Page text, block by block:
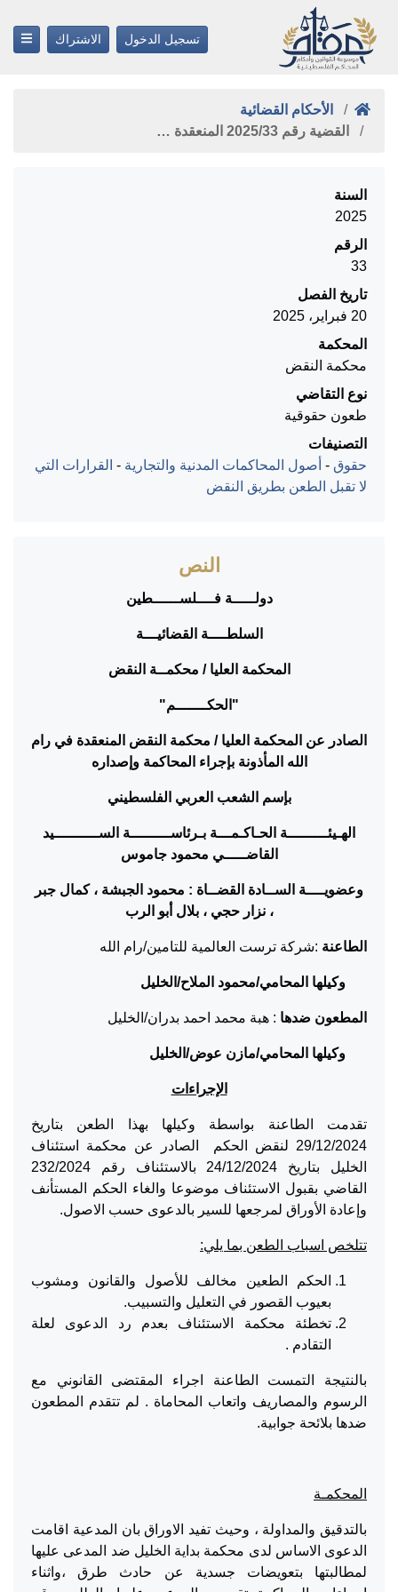
تسجيل الدخول الاشتراك
الأحكام القضائية
القضية رقم ‎33‏/‎2025‏ المنعقدة …
السنة
2025
الرقم
33
تاريخ الفصل
20 فبراير، 2025
المحكمة
محكمة النقض
نوع التقاضي
طعون حقوقية
التصنيفات
حقوق - أصول المحاكمات المدنية والتجارية - القرارات التي
لا تقبل الطعن بطريق النقض
النص
دولـــــة فــــلســــــطين
السلطــــة القضائيـــة
المحكمة العليا / محكمــة النقض
"الحكـــــــم"
الصادر عن المحكمة العليا / محكمة النقض المنعقدة في رام
الله المأذونة بإجراء المحاكمة وإصداره
بإسم الشعب العربي الفلسطيني
الهـيئـــــــــة الحـاكـمـــة بـرئاســـــــــة الســــــــــيد
القاضـــــي محمود جاموس
وعضويــــة الســادة القضــاة : محمود الجبشة ، كمال جبر
، نزار حجي ، بلال أبو الرب
الطاعنة :شركة ترست العالمية للتامين/رام الله
وكيلها المحامي/محمود الملاح/الخليل
المطعون ضدها : هبة محمد احمد بدران/الخليل
وكيلها المحامي/مازن عوض/الخليل
الإجراءات
تقدمت الطاعنة بواسطة وكيلها بهذا الطعن بتاريخ
29/12/2024 لنقض الحكم الصادر عن محكمة استئناف
الخليل بتاريخ 24/12/2024 بالاستئناف رقم 232/2024
القاضي بقبول الاستئناف موضوعا والغاء الحكم المستأنف
وإعادة الأوراق لمرجعها للسير بالدعوى حسب الاصول.
تتلخص اسباب الطعن بما يلي:
الحكم الطعين مخالف للأصول والقانون ومشوب
بعيوب القصور في التعليل والتسبيب.
تخطئة محكمة الاستئناف بعدم رد الدعوى لعلة
التقادم .
بالنتيجة التمست الطاعنة اجراء المقتضى القانوني مع
الرسوم والمصاريف واتعاب المحاماة . لم تتقدم المطعون
ضدها بلائحة جوابية.
المحكمـة
بالتدقيق والمداولة ، وحيث تفيد الاوراق بان المدعية اقامت
الدعوى الاساس لدى محكمة بداية الخليل ضد المدعى عليها
لمطالبتها بتعويضات جسدية عن حادث طرق ،واثناء